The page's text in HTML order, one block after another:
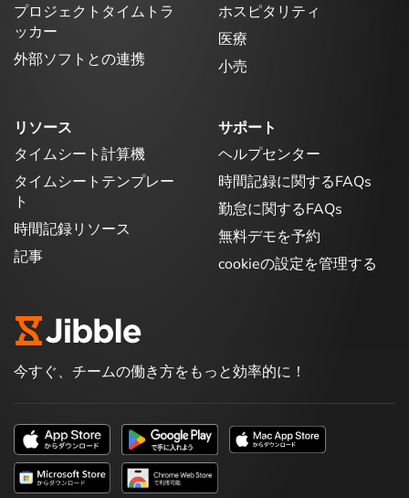
プロジェクトタイムトラ
ッカー
外部ソフトとの連携
ホスピタリティ
医療
小売
リソース
タイムシート計算機
タイムシートテンプレー
ト
時間記録リソース
記事
サポート
ヘルプセンター
時間記録に関するFAQs
勤怠に関するFAQs
無料デモを予約
cookieの設定を管理する
今すぐ、チームの働き方をもっと効率的に！